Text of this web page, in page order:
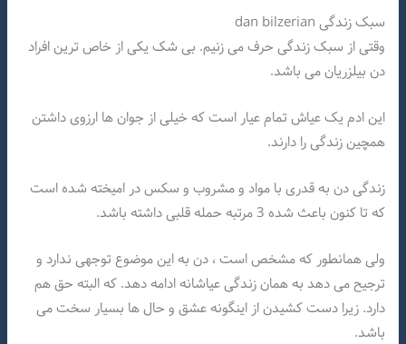
سبک زندگی dan bilzerian
وقتی از سبک زندگی حرف می زنیم. بی شک یکی از خاص ترین افراد
دن بیلزریان می باشد.
این ادم یک عیاش تمام عیار است که خیلی از جوان ها ارزوی داشتن
همچین زندگی را دارند.
زندگی دن به قدری با مواد و مشروب و سکس در امیخته شده است
که تا کنون باعث شده 3 مرتبه حمله قلبی داشته باشد.
ولی همانطور که مشخص است ، دن به این موضوع توجهی ندارد و
ترجیح می دهد به همان زندگی عیاشانه ادامه دهد. که البته حق هم
دارد. زیرا دست کشیدن از اینگونه عشق و حال ها بسیار سخت می
باشد.